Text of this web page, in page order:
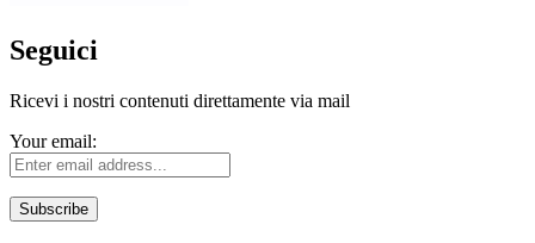
Seguici
Ricevi i nostri contenuti direttamente via mail
Your email: